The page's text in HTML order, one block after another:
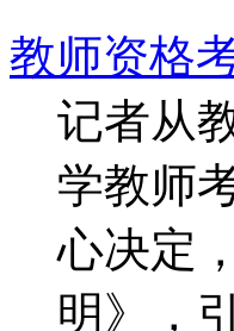
教师资格
记者从
学教师
心决定
明》，